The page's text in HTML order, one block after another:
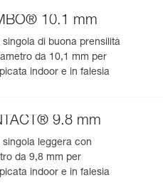
10.1 mm
singola di buona prensilità
da 10,1 mm per
indoor e in falesia
9.8 mm
singola leggera con
da 9,8 mm per
indoor e in falesia